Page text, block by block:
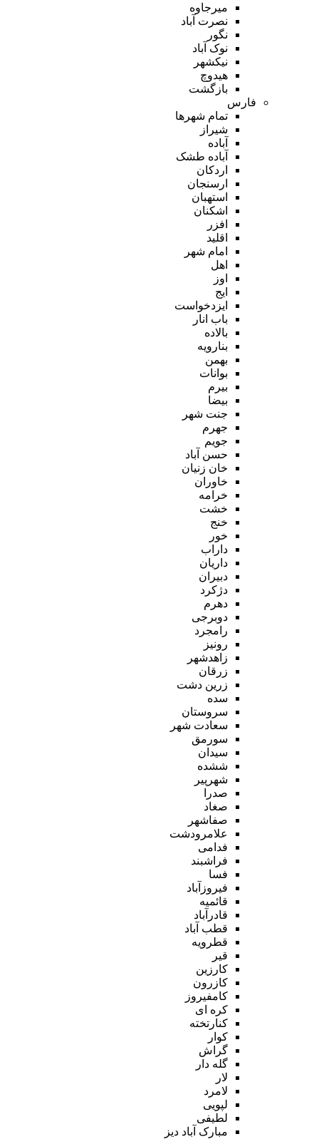
میرجاوه
نصرت آباد
نگور
نوک آباد
نیکشهر
هیدوچ
بازگشت
فارس
تمام شهر‌ها
شیراز
آباده
آباده طشک
اردکان
ارسنجان
استهبان
اشکنان
افزر
اقلید
امام شهر
اهل
اوز
ایج
ایزدخواست
باب انار
بالاده
بنارویه
بهمن
بوانات
بیرم
بیضا
جنت شهر
جهرم
جویم
حسن آباد
خان زنیان
خاوران
خرامه
خشت
خنج
خور
داراب
داریان
دبیران
دژکرد
دهرم
دوبرجی
رامجرد
رونیز
زاهدشهر
زرقان
زرین دشت
سده
سروستان
سعادت شهر
سورمق
سیدان
ششده
شهرپیر
صدرا
صغاد
صفاشهر
علامرودشت
فدامی
فراشبند
فسا
فیروزآباد
قائمیه
قادرآباد
قطب آباد
قطرویه
قیر
کارزین
کازرون
کامفیروز
کره ای
کنارتخته
کوار
گراش
گله دار
لار
لامرد
لپویی
لطیفی
مبارک آباد دیز